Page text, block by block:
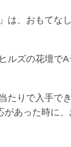
は、おもてな
ルズの花壇で
たりで入手で
があった時に